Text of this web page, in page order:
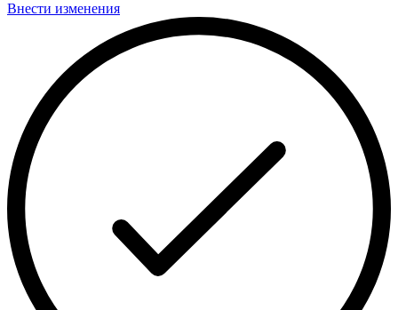
Внести изменения